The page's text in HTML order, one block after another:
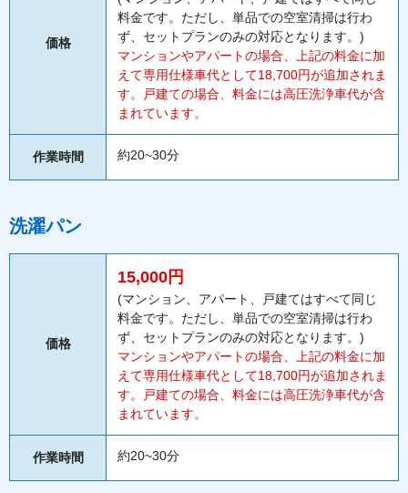
価格
料金です。ただし、単品での空室清掃は行わ
ず、セットプランのみの対応となります。)
マンションやアパートの場合、上記の料金に加
えて専用仕様車代として18,700円が追加されま
す。戸建ての場合、料金には高圧洗浄車代が含
まれています。
作業時間 約20~30分
洗濯パン
価格
15,000円
(マンション、アパート、戸建てはすべて同じ
料金です。ただし、単品での空室清掃は行わ
ず、セットプランのみの対応となります。)
マンションやアパートの場合、上記の料金に加
えて専用仕様車代として18,700円が追加されま
す。戸建ての場合、料金には高圧洗浄車代が含
まれています。
作業時間 約20~30分